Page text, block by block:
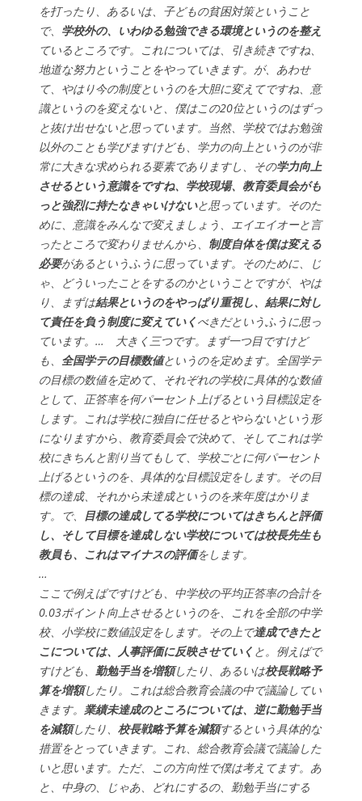
を打ったり、あるいは、子どもの貧困対策ということ
で、 学校外の、いわゆる勉強できる環境というのを整え
ているところです。これについては、引き続きですね、
地道な努力ということをやっていきます。が、あわせ
て、やはり今の制度というのを大胆に変えてですね、意
識というのを変えないと、僕はこの20位というのはずっ
と抜け出せないと思っています。当然、学校ではお勉強
以外のことも学びますけども、学力の向上というのが非
常に大きな求められる要素でありますし、その学力向上
させるという意識をですね、学校現場、教育委員会がも
っと強烈に持たなきゃいけないと思っています。そのた
めに、意識をみんなで変えましょう、エイエイオーと言
ったところで変わりませんから、 制度自体を僕は変える
必要があるというふうに思っています。そのために、じ
ゃ、どういったことをするのかということですが、やは
り、まずは結果というのをやっぱり重視し、結果に対し
て責任を負う制度に変えていくべきだというふうに思っ
ています。… 大きく三つです。まず一つ目ですけど
も、 全国学テの目標数値というのを定めます。全国学テ
の目標の数値を定めて、それぞれの学校に具体的な数値
として、正答率を何パーセント上げるという目標設定を
します。これは学校に独自に任せるとやらないという形
になりますから、教育委員会で決めて、そしてこれは学
校にきちんと割り当てもして、学校ごとに何パーセント
上げるというのを、具体的な目標設定をします。その目
標の達成、それから未達成というのを来年度はかりま
す。で、
目標の達成してる学校についてはきちんと評価
し、そして目標を達成しない学校については校長先生も
教員も、これはマイナスの評価をします。
…
ここで例えばですけども、中学校の平均正答率の合計を
0.03ポイント向上させるというのを、これを全部の中学
校、小学校に数値設定をします。その上で達成できたと
こについては、人事評価に反映させていく と。例えばで
すけども、 勤勉手当を増額したり、あるいは校長戦略予
算を増額したり。これは総合教育会議の中で議論してい
きます。 業績未達成のところについては、逆に勤勉手当
を減額したり、 校長戦略予算を減額するという具体的な
措置をとっていきます。これ、総合教育会議で議論した
いと思います。ただ、この方向性で僕は考えてます。あ
と、中身の、じゃあ、どれにするの、勤勉手当にする